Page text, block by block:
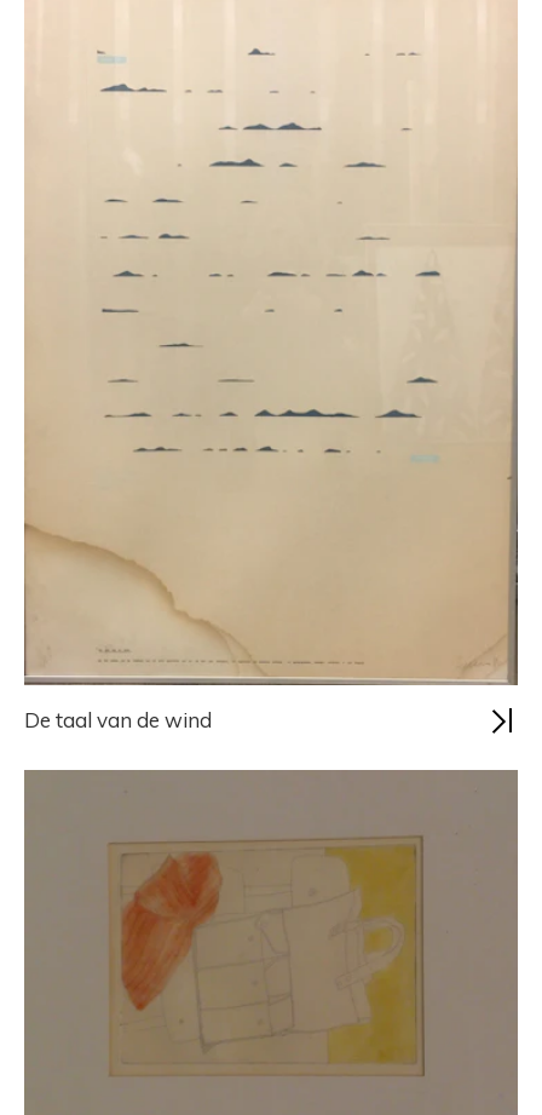
De taal van de wind